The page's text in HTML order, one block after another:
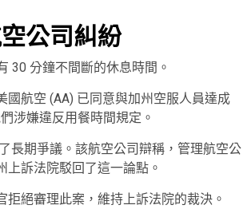
公司糾紛
30 分鐘不間斷的休息時間。
航空 (AA) 已同意與加州空服人員達成
涉嫌違反用餐時間規定。
長期爭議。該航空公司辯稱，管理航空公
訴法院駁回了這一論點。
絕審理此案，維持上訴法院的裁決。